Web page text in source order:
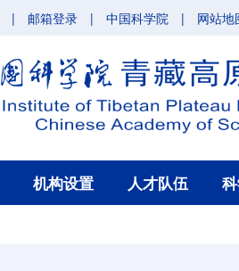
| 邮箱登录 | 中国科学院 | 网站地
机构设置 人才队伍